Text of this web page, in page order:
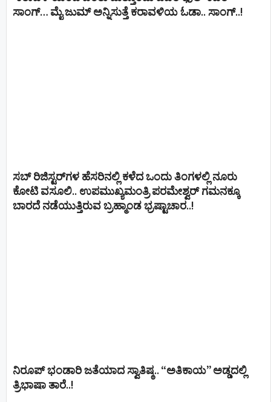
ಸಾಂಗ್… ಮೈ ಜುಮ್ ಅನ್ನಿಸುತ್ತೆ ಕರಾವಳಿಯ ಓಡಾ.. ಸಾಂಗ್‌..!
ಸಬ್ ರಿಜಿಸ್ಟರ್​ಗಳ ಹೆಸರಿನಲ್ಲಿ ಕಳೆದ ಒಂದು ತಿಂಗಳಲ್ಲಿ ನೂರು
ಕೋಟಿ ವಸೂಲಿ.. ಉಪಮುಖ್ಯಮಂತ್ರಿ ಪರಮೇಶ್ವರ್​ ಗಮನಕ್ಕೂ
ಬಾರದೆ ನಡೆಯುತ್ತಿರುವ ಬ್ರಹ್ಮಾಂಡ ಭ್ರಷ್ಟಾಚಾರ..!
ನಿರೂಪ್ ಭಂಡಾರಿ ಜತೆಯಾದ ಸ್ವಾತಿಷ್ಠ.. “ಅತಿಕಾಯ” ಅಡ್ಡದಲ್ಲಿ
ತ್ರಿಭಾಷಾ ತಾರೆ..!